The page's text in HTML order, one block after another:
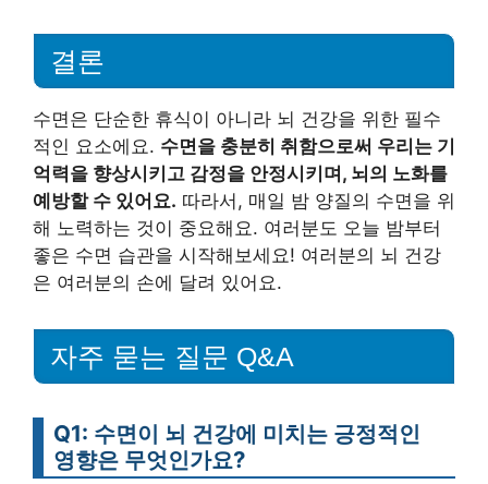
결론
수면은 단순한 휴식이 아니라 뇌 건강을 위한 필수
적인 요소에요. 수면을 충분히 취함으로써 우리는 기
억력을 향상시키고 감정을 안정시키며, 뇌의 노화를
예방할 수 있어요. 따라서, 매일 밤 양질의 수면을 위
해 노력하는 것이 중요해요. 여러분도 오늘 밤부터
좋은 수면 습관을 시작해보세요! 여러분의 뇌 건강
은 여러분의 손에 달려 있어요.
자주 묻는 질문 Q&A
Q1: 수면이 뇌 건강에 미치는 긍정적인
영향은 무엇인가요?